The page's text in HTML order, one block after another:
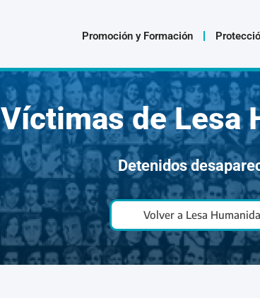
Promoción y Formación
Víctimas de Lesa
Detenidos
Volver a Lesa